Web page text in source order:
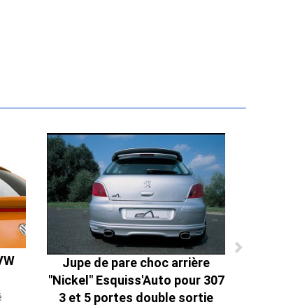
Jupe de pare choc arrière
"Nickel" Esquiss'Auto pour 307
3 et 5 portes double sortie